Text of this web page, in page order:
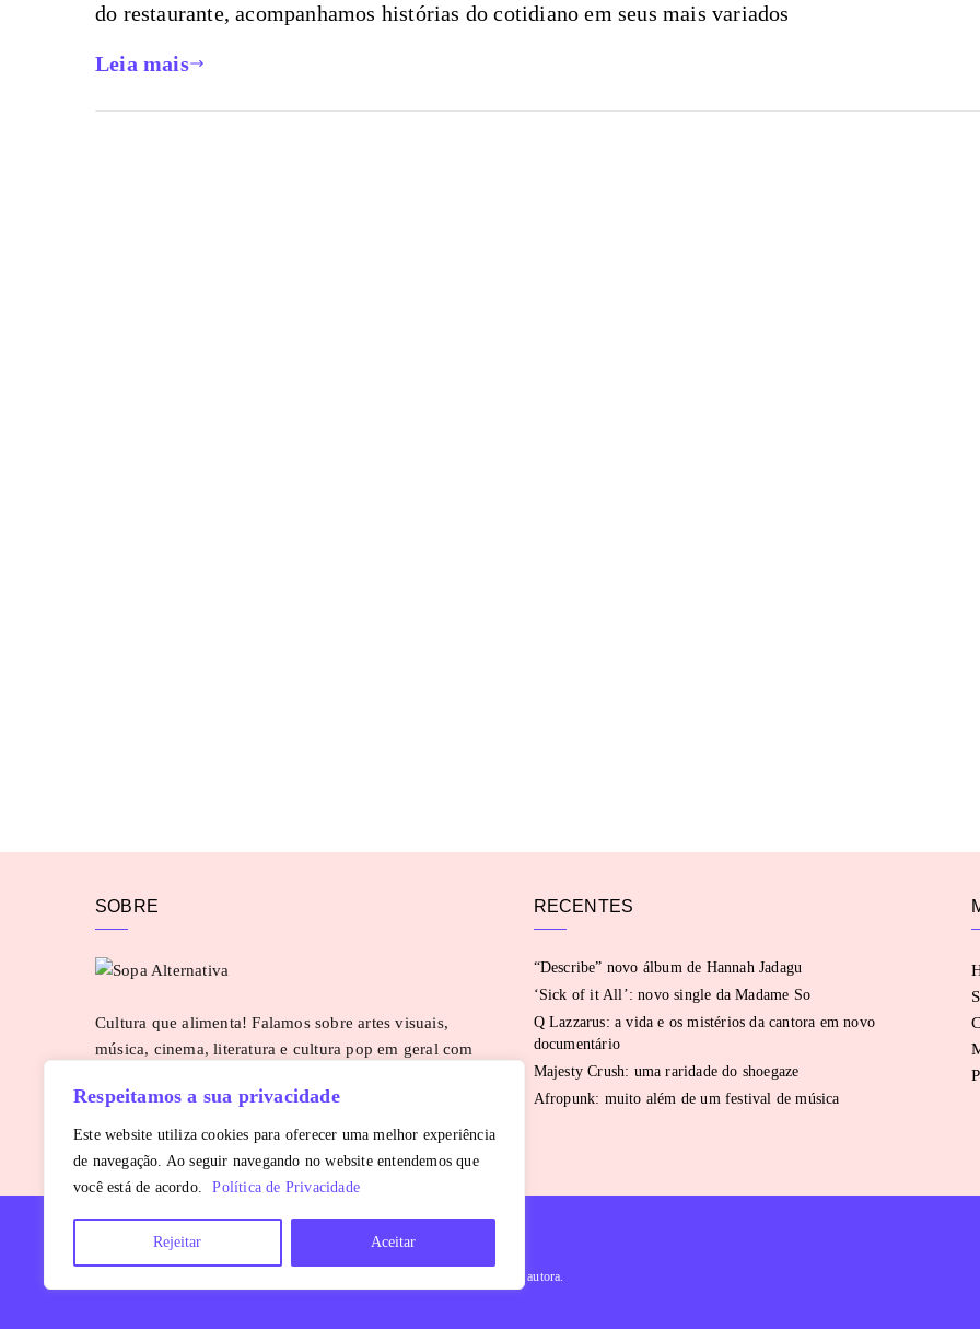
Respeitamos a sua privacidade
Este website utiliza cookies para oferecer uma melhor experiência
de navegação. Ao seguir navegando no website entendemos que
você está de acordo.
Política de Privacidade
Rejeitar Aceitar
do restaurante, acompanhamos histórias do cotidiano em seus mais variados
Leia mais
SOBRE
Cultura que alimenta! Falamos sobre artes visuais,
música, cinema, literatura e cultura pop em geral com
contato@sopaalternativa.com.br
SAIBA MAIS
RECENTES
“Describe” novo álbum de Hannah Jadagu
‘Sick of it All’: novo single da Madame So
Q Lazzarus: a vida e os mistérios da cantora em novo
documentário
Majesty Crush: uma raridade do shoegaze
Afropunk: muito além de um festival de música
É proibida a reprodução, total ou parcial, do conteúdo sem autorização prévia da autora.